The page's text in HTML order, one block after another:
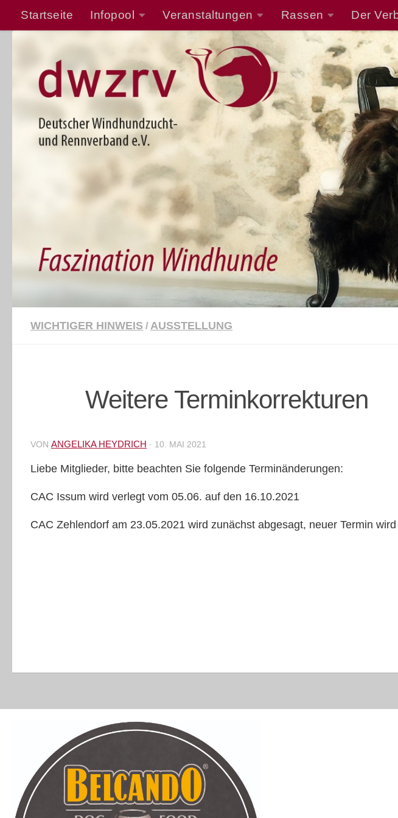
Startseite Infopool Veranstaltungen Rassen Der
WICHTIGER HINWEIS / AUSSTELLUNG
Weitere Terminkorrekturen
VON ANGELIKA HEYDRICH · 10. MAI 2021
Liebe Mitglieder, bitte beachten Sie folgende Terminänderungen:
CAC Issum wird verlegt vom 05.06. auf den 16.10.2021
CAC Zehlendorf am 23.05.2021 wird zunächst abgesagt, neuer Termin